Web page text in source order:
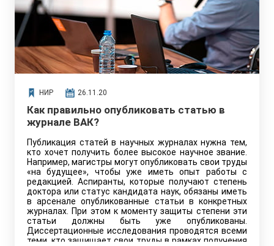
НИР 26.11.20
Как правильно опубликовать статью в
журнале ВАК?
Публикация статей в научных журналах нужна тем,
кто хочет получить более высокое научное звание.
Например, магистры могут опубликовать свои труды
«на будущее», чтобы уже иметь опыт работы с
редакцией. Аспиранты, которые получают степень
доктора или статус кандидата наук, обязаны иметь
в арсенале опубликованные статьи в конкретных
журналах. При этом к моменту защиты степени эти
статьи должны быть уже опубликованы.
Диссертационные исследования проводятся всеми
теми, кто защищает свои труды в рамках получения